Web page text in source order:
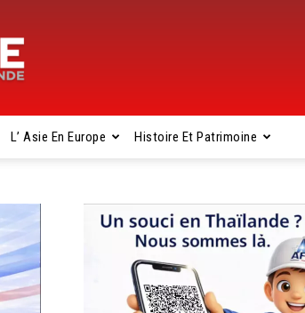
L’ Asie En Europe Histoire Et Patrimoine